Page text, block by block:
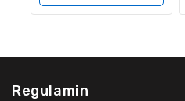
Regulamin